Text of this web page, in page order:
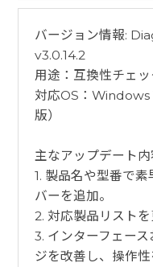
バージョン情報:
v3.0.14.2
用途：互換性チェッ
対応OS：Windows
版）
主なアップデート内
1. 製品名や型番で
バーを追加。
2. 対応製品リストを
3. インターフェー
ジを改善し、操作性